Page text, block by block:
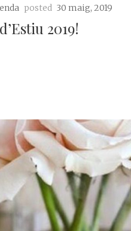
posted 30 maig, 2019
2019!